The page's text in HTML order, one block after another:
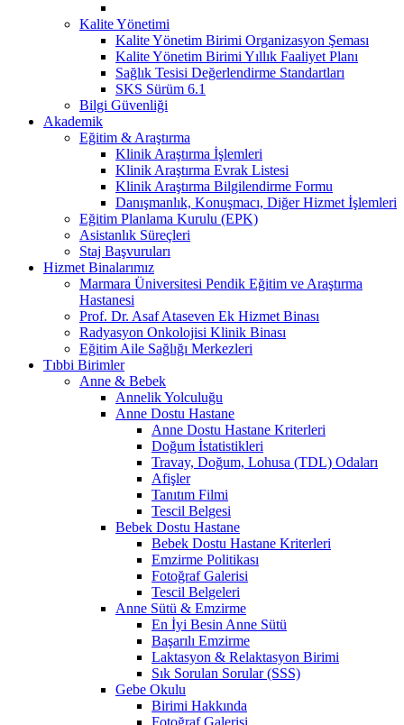
Kalite Yönetimi
Kalite Yönetim Birimi Organizasyon Şeması
Kalite Yönetim Birimi Yıllık Faaliyet Planı
Sağlık Tesisi Değerlendirme Standartları
SKS Sürüm 6.1
Bilgi Güvenliği
Akademik
Eğitim & Araştırma
Klinik Araştırma İşlemleri
Klinik Araştırma Evrak Listesi
Klinik Araştırma Bilgilendirme Formu
Danışmanlık, Konuşmacı, Diğer Hizmet İşlemleri
Eğitim Planlama Kurulu (EPK)
Asistanlık Süreçleri
Staj Başvuruları
Hizmet Binalarımız
Marmara Üniversitesi Pendik Eğitim ve Araştırma
Hastanesi
Prof. Dr. Asaf Ataseven Ek Hizmet Binası
Radyasyon Onkolojisi Klinik Binası
Eğitim Aile Sağlığı Merkezleri
Tıbbi Birimler
Anne & Bebek
Annelik Yolculuğu
Anne Dostu Hastane
Anne Dostu Hastane Kriterleri
Doğum İstatistikleri
Travay, Doğum, Lohusa (TDL) Odaları
Afişler
Tanıtım Filmi
Tescil Belgesi
Bebek Dostu Hastane
Bebek Dostu Hastane Kriterleri
Emzirme Politikası
Fotoğraf Galerisi
Tescil Belgeleri
Anne Sütü & Emzirme
En İyi Besin Anne Sütü
Başarılı Emzirme
Laktasyon & Relaktasyon Birimi
Sık Sorulan Sorular (SSS)
Gebe Okulu
Birimi Hakkında
Fotoğraf Galerisi